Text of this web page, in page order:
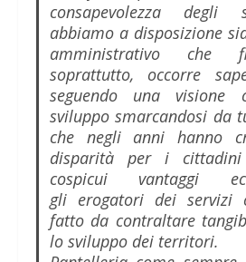
consapevolezza degli
abbiamo a disposizione
amministrativo che
soprattutto, occorre
seguendo una visione
sviluppo smarcandosi da
che negli anni hanno
disparità per i
cospicui vantaggi
gli erogatori dei servizi
fatto da contraltare
lo sviluppo dei territori.